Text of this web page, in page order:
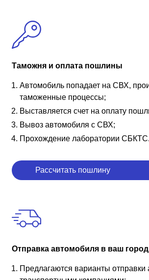
Таможня и оплата пошлины
Автомобиль попадает на СВХ,
таможенные процессы;
Выставляется счет на оплату
Вывоз автомобиля с СВХ;
Прохождение лаборатории СБКТС.
Рассчитать пошлину
Отправка автомобиля в ваш город
Предлагаются варианты отправки